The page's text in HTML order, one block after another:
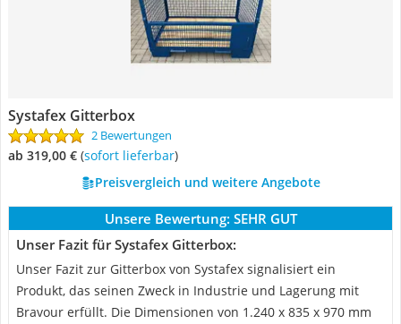
Systafex Gitterbox
2 Bewertungen
ab 319,00 € ( Sofort lieferbar)
Preisvergleich und weitere Angebote
Unsere Bewertung: SEHR GUT
Unser Fazit für Systafex Gitterbox:
Unser Fazit zur Gitterbox von Systafex signalisiert ein
Produkt, das seinen Zweck in Industrie und Lagerung mit
Bravour erfüllt. Die Dimensionen von 1.240 x 835 x 970 mm